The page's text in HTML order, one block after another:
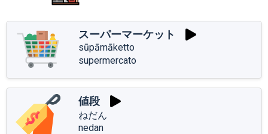
スーパーマーケット
sūpāmāketto
supermercato
値段
ねだん
nedan